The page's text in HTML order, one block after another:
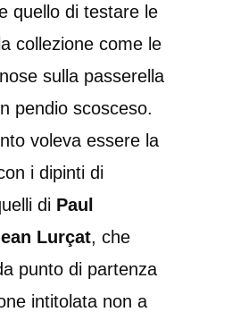
quello di testare le
collezione come le
sulla passerella
pendio scosceso.
voleva essere la
i dipinti di
di Paul
Lurçat, che
punto di partenza
intitolata non a